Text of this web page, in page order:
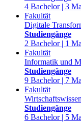
4 Bachelor | 3
Fakultät
Digitale
Studiengänge
2 Bachelor | 1
Fakultät
Informatik und
Studiengänge
9 Bachelor | 7
Fakultät
Studiengänge
6 Bachelor | 5